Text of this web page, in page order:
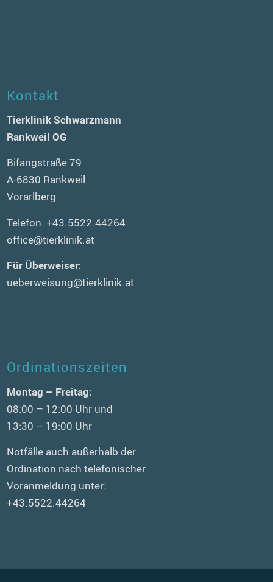
Kontakt
Tierklinik Schwarzmann
Rankweil OG
Bifangstraße 79
A-6830 Rankweil
Vorarlberg
Telefon:+43.5522.44264
office@tierklinik.at
Für Überweiser:
ueberweisung@tierklinik.at
Ordinationszeiten
Montag – Freitag:
08:00 – 12:00 Uhr und
13:30 – 19:00 Uhr
Notfälle auch außerhalb der
Ordination nach telefonischer
Voranmeldung unter:
+43.5522.44264